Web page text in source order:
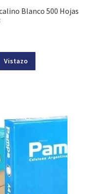
Blanco 500 Hojas
Vistazo